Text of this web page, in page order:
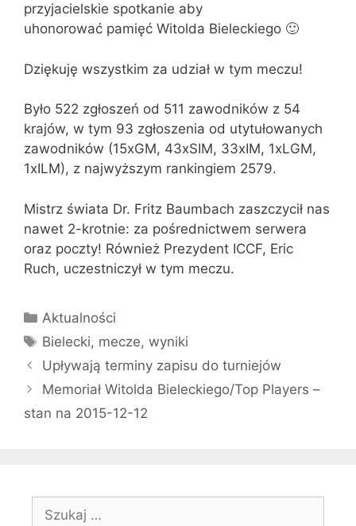
przyjacielskie spotkanie aby
uhonorować pamięć Witolda Bieleckiego 🙂
Dziękuję wszystkim za udział w tym meczu!
Było 522 zgłoszeń od 511 zawodników z 54
krajów, w tym 93 zgłoszenia od utytułowanych
zawodników (15xGM, 43xSIM, 33xIM, 1xLGM,
1xILM), z najwyższym rankingiem 2579.
Mistrz świata Dr. Fritz Baumbach zaszczycił nas
nawet 2-krotnie: za pośrednictwem serwera
oraz poczty! Również Prezydent ICCF, Eric
Ruch, uczestniczył w tym meczu.
Kategorie
Aktualności
Tagi
Bielecki, mecze,wyniki
Upływają terminy zapisu do turniejów
Memoriał Witolda Bieleckiego/Top Players –
stan na 2015-12-12